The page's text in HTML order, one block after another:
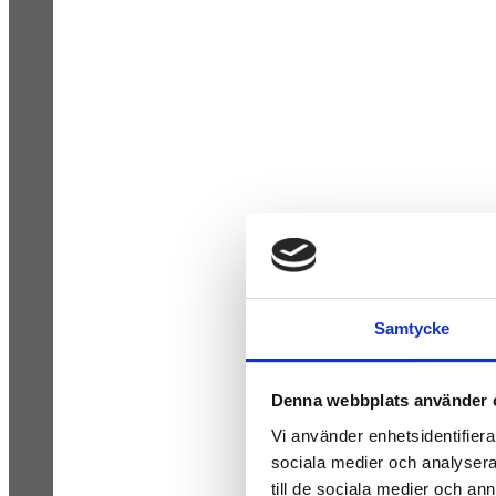
Samtycke
Denna webbplats använder
Vi använder
sociala medier och
till de sociala medier och